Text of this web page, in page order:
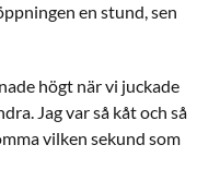
en stund, sen
högt när vi juckade
Jag var så kåt och så
vilken sekund som